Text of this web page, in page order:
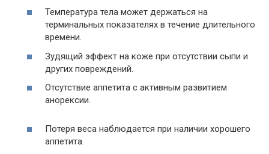
Температура тела может держаться на
терминальных показателях в течение длительного
времени.
Зудящий эффект на коже при отсутствии сыпи и
других повреждений.
Отсутствие аппетита с активным развитием
анорексии.
Потеря веса наблюдается при наличии хорошего
аппетита.